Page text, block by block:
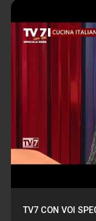
TV7 CON VOI